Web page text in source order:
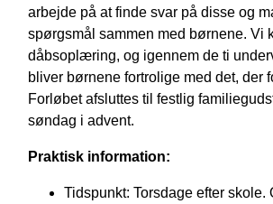
arbejde på at finde svar på disse og
spørgsmål sammen med børnene. Vi
dåbsoplæring, og igennem de ti
bliver børnene fortrolige med det, der
Forløbet afsluttes til festlig
søndag i advent.
Praktisk information:
Tidspunkt: Torsdage efter skole.